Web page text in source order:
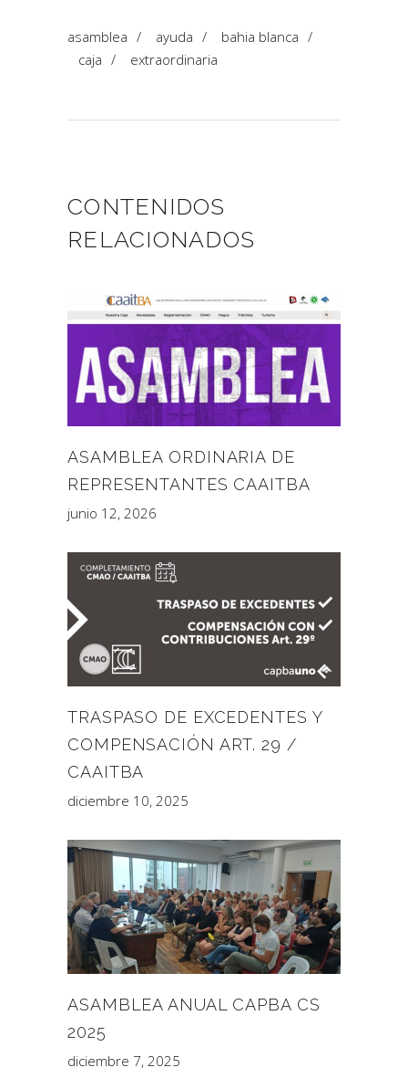
asamblea / ayuda / bahia blanca /
caja / extraordinaria
CONTENIDOS
RELACIONADOS
ASAMBLEA ORDINARIA DE
REPRESENTANTES CAAITBA
junio 12, 2026
TRASPASO DE EXCEDENTES Y
COMPENSACIÓN ART. 29 /
CAAITBA
diciembre 10, 2025
ASAMBLEA ANUAL CAPBA CS
2025
diciembre 7, 2025